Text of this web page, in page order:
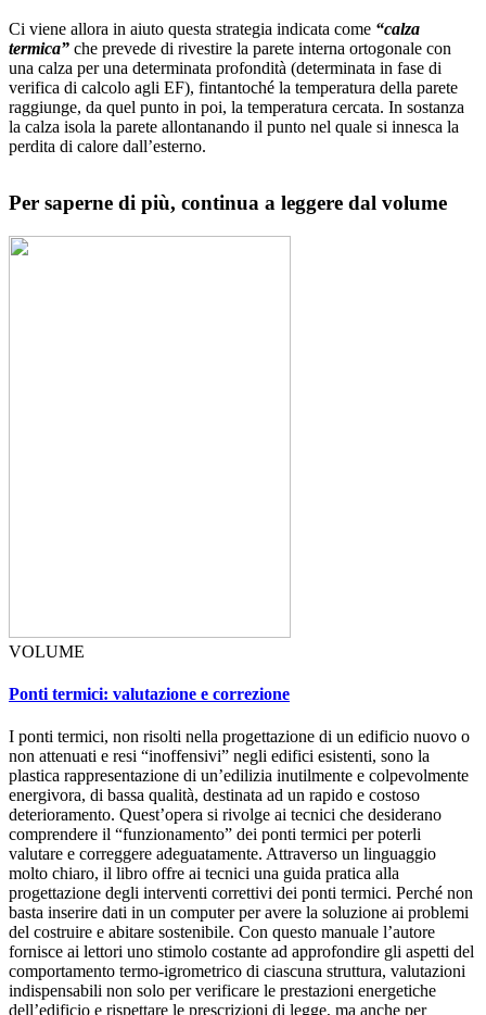
Ci viene allora in aiuto questa strategia indicata come “calza
termica” che prevede di rivestire la parete interna ortogonale con
una calza per una determinata profondità (determinata in fase di
verifica di calcolo agli EF), fintantoché la temperatura della parete
raggiunge, da quel punto in poi, la temperatura cercata. In sostanza
la calza isola la parete allontanando il punto nel quale si innesca la
perdita di calore dall’esterno.
Per saperne di più, continua a leggere dal volume
VOLUME
Ponti termici: valutazione e correzione
I ponti termici, non risolti nella progettazione di un edificio nuovo o
non attenuati e resi “inoffensivi” negli edifici esistenti, sono la
plastica rappresentazione di un’edilizia inutilmente e colpevolmente
energivora, di bassa qualità, destinata ad un rapido e costoso
deterioramento. Quest’opera si rivolge ai tecnici che desiderano
comprendere il “funzionamento” dei ponti termici per poterli
valutare e correggere adeguatamente. Attraverso un linguaggio
molto chiaro, il libro offre ai tecnici una guida pratica alla
progettazione degli interventi correttivi dei ponti termici. Perché non
basta inserire dati in un computer per avere la soluzione ai problemi
del costruire e abitare sostenibile. Con questo manuale l’autore
fornisce ai lettori uno stimolo costante ad approfondire gli aspetti del
comportamento termo-igrometrico di ciascuna struttura, valutazioni
indispensabili non solo per verificare le prestazioni energetiche
dell’edificio e rispettare le prescrizioni di legge, ma anche per